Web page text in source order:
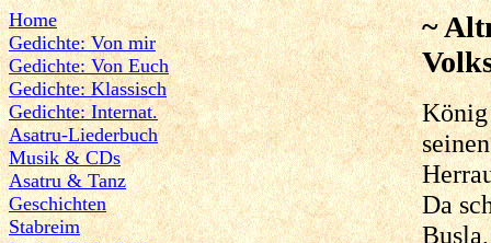
Home
Gedichte: Von mir
Gedichte: Von Euch
Gedichte: Klassisch
Gedichte: Internat.
Asatru-Liederbuch
Musik & CDs
Asatru & Tanz
Geschichten
Stabreim
~
König
Da